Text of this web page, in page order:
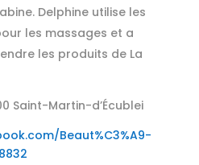
Delphine utilise les
les massages et a
les produits de La
Saint-Martin-d’Écublei
Beaut%C3%A9-